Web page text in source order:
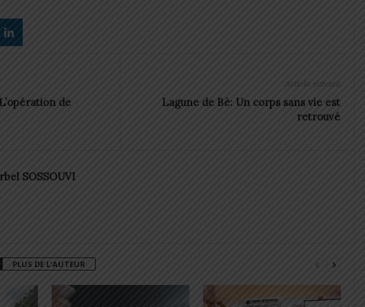
de
Article suivant
Lagune de Bè: Un corps sans vie est
retrouvé
SOSSOUVI
PLUS DE L'AUTEUR